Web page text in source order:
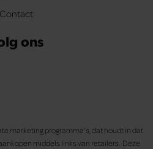
Contact
ons
marketing programma’s, dat houdt in dat
middels links van retailers. Deze